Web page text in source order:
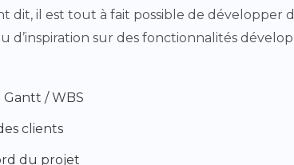
dit, il est tout à fait possible de développer
d’inspiration sur des fonctionnalités
Gantt / WBS
clients
du projet